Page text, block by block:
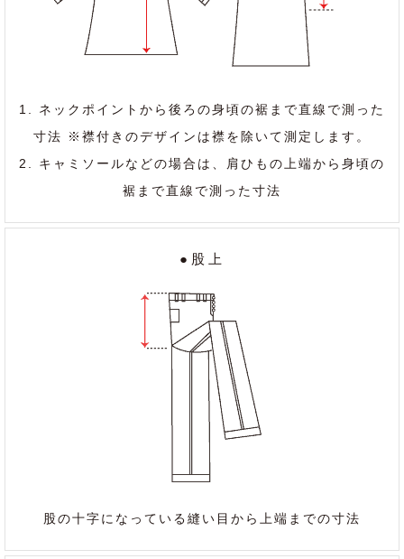
1. ネックポイントから後ろの身頃の裾まで直線で測った
寸法 ※襟付きのデザインは襟を除いて測定します。
2. キャミソールなどの場合は、肩ひもの上端から身頃の
裾まで直線で測った寸法
●股上
股の十字になっている縫い目から上端までの寸法